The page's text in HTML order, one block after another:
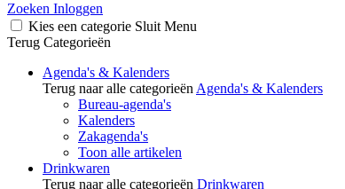
Zoeken Inloggen
Kies een categorie Sluit Menu
Terug Categorieën
Agenda's & Kalenders
Terug naar alle categorieën Agenda's & Kalenders
Bureau-agenda's
Kalenders
Zakagenda's
Toon alle artikelen
Drinkwaren
Terug naar alle categorieën Drinkwaren